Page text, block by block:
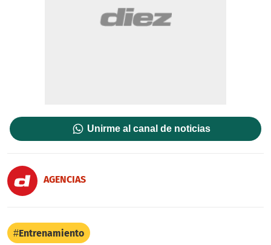
Unirme al canal de noticias
AGENCIAS
Entrenamiento